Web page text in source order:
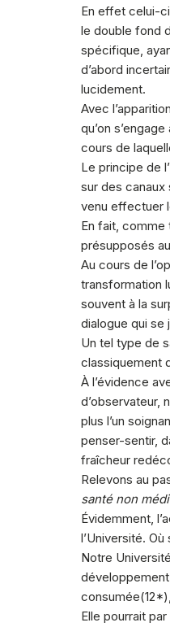
En effet celui-
le double fond
spécifique,
d’abord
lucidement.
Avec
qu’on
cours de
Le principe de
sur des
venu effectuer
En fait, comme
présupposés
Au cours de
transformation
souvent à la
dialogue qui se
Un tel type de
classiquement
À l’évidence
d’observateur,
plus l’un
penser-sentir,
fraîcheur
Relevons au
santé non
Évidemment,
l’Université.
Notre
consumée(12
Elle pourrait